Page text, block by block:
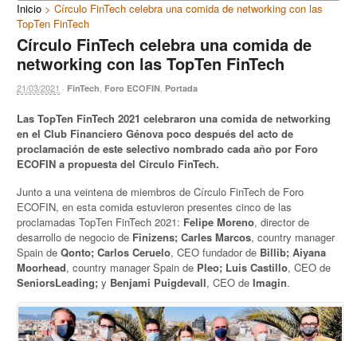
Inicio > Círculo FinTech celebra una comida de networking con las
TopTen FinTech
Círculo FinTech celebra una comida de
networking con las TopTen FinTech
21/03/2021 · FinTech, Foro ECOFIN, Portada
Las TopTen FinTech 2021 celebraron una comida de networking
en el Club Financiero Génova poco después del acto de
proclamación de este selectivo nombrado cada año por Foro
ECOFIN a propuesta del Círculo FinTech.
Junto a una veintena de miembros de Círculo FinTech de Foro
ECOFIN, en esta comida estuvieron presentes cinco de las
proclamadas TopTen FinTech 2021: Felipe Moreno, director de
desarrollo de negocio de Finizens; Carles Marcos, country manager
Spain deQonto; Carlos Ceruelo, CEO fundador de Billib; Aiyana
Moorhead, country manager Spain de Pleo; Luis Castillo, CEO de
SeniorsLeading;y Benjami Puigdevall, CEO deImagin.